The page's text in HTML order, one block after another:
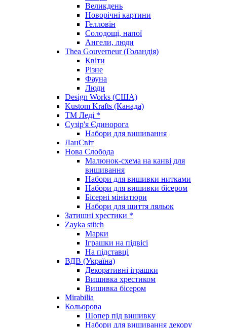
Великдень
Новорічні картини
Гелловін
Солодощі, напої
Ангели, люди
Thea Gouverneur (Голандія)
Квіти
Різне
Фауна
Люди
Design Works (США)
Kustom Krafts (Канада)
ТМ Леді *
Сузір'я Єдинорога
Набори для вишивання
ЛанСвіт
Нова Слобода
Малюнок-схема на канві для
вишивання
Набори для вишивки нитками
Набори для вишивки бісером
Бісерні мініатюри
Набори для шиття ляльок
Затишні хрестики *
Zayka stitch
Марки
Іграшки на підвісі
На підставці
ВДВ (Україна)
Декоративні іграшки
Вишивка хрестиком
Вишивка бісером
Mirabilia
Кольорова
Шопер під вишивку
Набори для вишивання декору